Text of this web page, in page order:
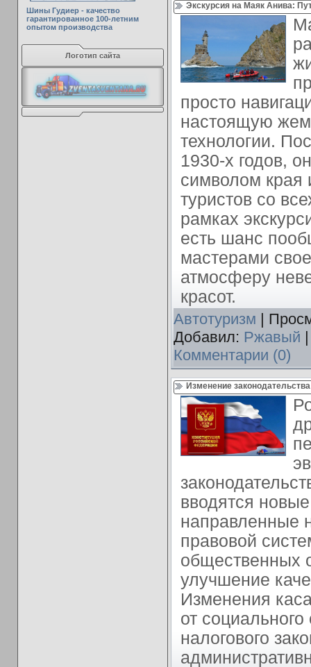
Шины Гудиер - качество
гарантированное 100-летним
опытом производства
Логотип сайта
Экскурсия на Маяк Анива:
просто
настоящую
технологии.
1930-х годов,
символом края
туристов со
рамках
есть шанс
мастерами
атмосферу
красот.
Автотуризм |
Добавил: Ржавый
Комментарии (0)
Изменение
вводятся
направленные
правовой
общественных
улучшение
Изменения
от
налогового